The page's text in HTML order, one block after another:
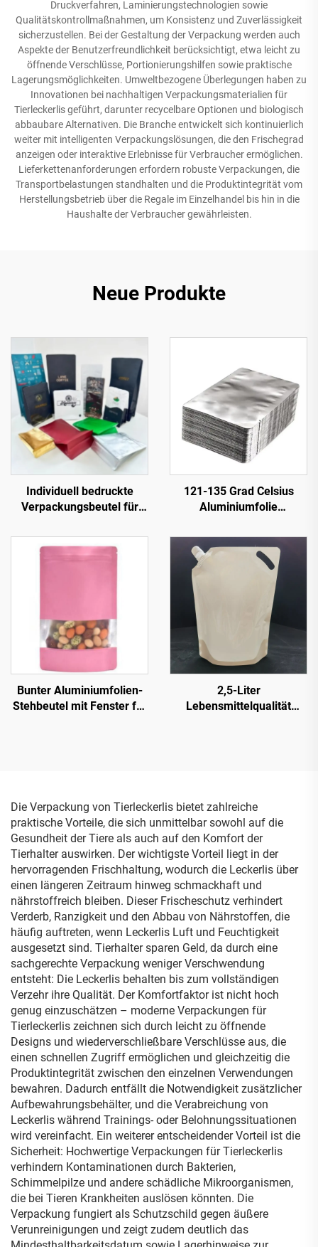
Druckverfahren, Laminierungstechnologien sowie
Qualitätskontrollmaßnahmen, um Konsistenz und Zuverlässigkeit
sicherzustellen. Bei der Gestaltung der Verpackung werden auch
Aspekte der Benutzerfreundlichkeit berücksichtigt, etwa leicht zu
öffnende Verschlüsse, Portionierungshilfen sowie praktische
Lagerungsmöglichkeiten. Umweltbezogene Überlegungen haben zu
Innovationen bei nachhaltigen Verpackungsmaterialien für
Tierleckerlis geführt, darunter recycelbare Optionen und biologisch
abbaubare Alternativen. Die Branche entwickelt sich kontinuierlich
weiter mit intelligenten Verpackungslösungen, die den Frischegrad
anzeigen oder interaktive Erlebnisse für Verbraucher ermöglichen.
Lieferkettenanforderungen erfordern robuste Verpackungen, die
Transportbelastungen standhalten und die Produktintegrität vom
Herstellungsbetrieb über die Regale im Einzelhandel bis hin in die
Haushalte der Verbraucher gewährleisten.
Neue Produkte
Individuell bedruckte
Verpackungsbeutel für
Kunststoff-
Reißverschluss-
121-135 Grad Celsius
Aluminiumfolie
Retortbeutel
Bunter Aluminiumfolien-
Stehbeutel mit Fenster für
2,5-Liter
Lebensmittelqualität
Speicherung, Wodka,
Champagner
Die Verpackung von Tierleckerlis bietet zahlreiche
praktische Vorteile, die sich unmittelbar sowohl auf die
Gesundheit der Tiere als auch auf den Komfort der
Tierhalter auswirken. Der wichtigste Vorteil liegt in der
hervorragenden Frischhaltung, wodurch die Leckerlis über
einen längeren Zeitraum hinweg schmackhaft und
nährstoffreich bleiben. Dieser Frischeschutz verhindert
Verderb, Ranzigkeit und den Abbau von Nährstoffen, die
häufig auftreten, wenn Leckerlis Luft und Feuchtigkeit
ausgesetzt sind. Tierhalter sparen Geld, da durch eine
sachgerechte Verpackung weniger Verschwendung
entsteht: Die Leckerlis behalten bis zum vollständigen
Verzehr ihre Qualität. Der Komfortfaktor ist nicht hoch
genug einzuschätzen – moderne Verpackungen für
Tierleckerlis zeichnen sich durch leicht zu öffnende
Designs und wiederverschließbare Verschlüsse aus, die
einen schnellen Zugriff ermöglichen und gleichzeitig die
Produktintegrität zwischen den einzelnen Verwendungen
bewahren. Dadurch entfällt die Notwendigkeit zusätzlicher
Aufbewahrungsbehälter, und die Verabreichung von
Leckerlis während Trainings- oder Belohnungssituationen
wird vereinfacht. Ein weiterer entscheidender Vorteil ist die
Sicherheit: Hochwertige Verpackungen für Tierleckerlis
verhindern Kontaminationen durch Bakterien,
Schimmelpilze und andere schädliche Mikroorganismen,
die bei Tieren Krankheiten auslösen könnten. Die
Verpackung fungiert als Schutzschild gegen äußere
Verunreinigungen und zeigt zudem deutlich das